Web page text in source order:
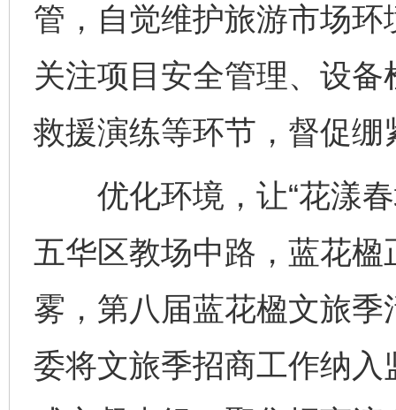
管，自觉维护旅游市场
关注项目安全管理、设
救援演练等环节，督促绷
优化环境，让“花漾春
五华区教场中路，蓝花
雾，第八届蓝花楹文旅
委将文旅季招商工作纳入